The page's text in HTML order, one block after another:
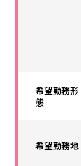
希望勤務形
態
希望勤務地